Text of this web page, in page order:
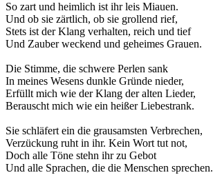
So zart und heimlich ist ihr leis Miauen.
Und ob sie zärtlich, ob sie grollend rief,
Stets ist der Klang verhalten, reich und tief
Und Zauber weckend und geheimes Grauen.
Die Stimme, die schwere Perlen sank
In meines Wesens dunkle Gründe nieder,
Erfüllt mich wie der Klang der alten Lieder,
Berauscht mich wie ein heißer Liebestrank.
Sie schläfert ein die grausamsten Verbrechen,
Verzückung ruht in ihr. Kein Wort tut not,
Doch alle Töne stehn ihr zu Gebot
Und alle Sprachen, die die Menschen sprechen.